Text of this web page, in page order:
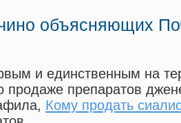
объясняющих
и единственным на
продаже препаратов
, Кому продать